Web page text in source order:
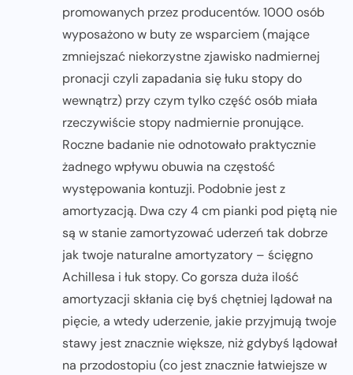
promowanych przez producentów. 1000 osób
wyposażono w buty ze wsparciem (mające
zmniejszać niekorzystne zjawisko nadmiernej
pronacji czyli zapadania się łuku stopy do
wewnątrz) przy czym tylko część osób miała
rzeczywiście stopy nadmiernie pronujące.
Roczne badanie nie odnotowało praktycznie
żadnego wpływu obuwia na częstość
występowania kontuzji. Podobnie jest z
amortyzacją. Dwa czy 4 cm pianki pod piętą nie
są w stanie zamortyzować uderzeń tak dobrze
jak twoje naturalne amortyzatory – ścięgno
Achillesa i łuk stopy. Co gorsza duża ilość
amortyzacji skłania cię byś chętniej lądował na
pięcie, a wtedy uderzenie, jakie przyjmują twoje
stawy jest znacznie większe, niż gdybyś lądował
na przodostopiu (co jest znacznie łatwiejsze w